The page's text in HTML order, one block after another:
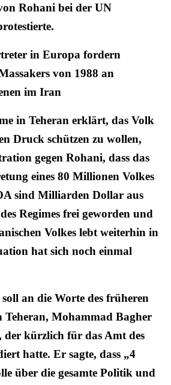
Rohani bei der UN
in Europa fordern
von 1988 an
im Iran
in Teheran erklärt, das Volk
Druck schützen zu wollen,
gegen Rohani, dass das
eines 80 Millionen Volkes
sind Milliarden Dollar aus
Regimes frei geworden und
Volkes lebt weiterhin in
hat sich noch einmal
an die Worte des früheren
Teheran, Mohammad Bagher
kürzlich für das Amt des
hatte. Er sagte, dass „4
über die gesamte Politik und